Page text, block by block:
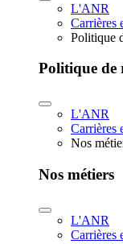
L'ANR
Carrières
Politique
Politique de
L'ANR
Carrières
Nos
Nos métiers
L'ANR
Carrières